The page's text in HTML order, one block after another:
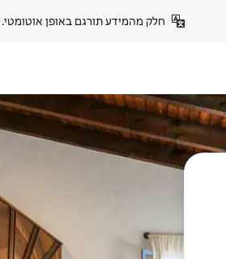
חלק מהמידע תורגם באופן אוטומטי.